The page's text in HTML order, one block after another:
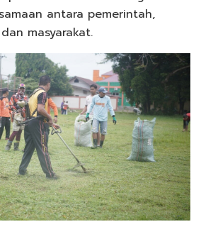
antara pemerintah,
masyarakat.